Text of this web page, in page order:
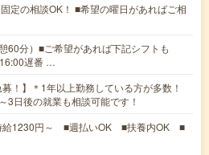
定の相談OK！ ■希望の曜日があればご相
60分）■ご希望があれば下記シフトも
遅番 …
募！】＊1年以上勤務している方が多数！
3日後の就業も相談可能です！
給1230円～ ■週払いOK ■扶養内OK ■